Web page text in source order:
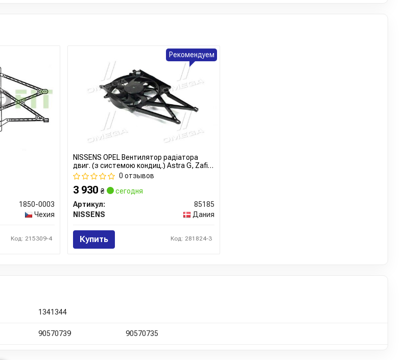
1850-0003
Чехия
Код: 215309-4
NISSENS OPEL Вентилятор радіатора
двиг. (з системою кондиц.) Astra G, Zafira
A 1.2-2.2 98- 0 отзывов
3 930 ₴
сегодня
Артикул:
85185
NISSENS
Дания
Купить Код: 281824-3
Рекомендуем
1341344
90570739 90570735